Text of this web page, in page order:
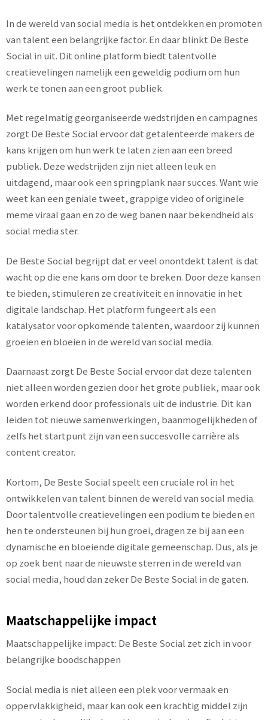
In de wereld van social media is het ontdekken en promoten
van talent een belangrijke factor. En daar blinkt De Beste
Social in uit. Dit online platform biedt talentvolle
creatievelingen namelijk een geweldig podium om hun
werk te tonen aan een groot publiek.
Met regelmatig georganiseerde wedstrijden en campagnes
zorgt De Beste Social ervoor dat getalenteerde makers de
kans krijgen om hun werk te laten zien aan een breed
publiek. Deze wedstrijden zijn niet alleen leuk en
uitdagend, maar ook een springplank naar succes. Want wie
weet kan een geniale tweet, grappige video of originele
meme viraal gaan en zo de weg banen naar bekendheid als
social media ster.
De Beste Social begrijpt dat er veel onontdekt talent is dat
wacht op die ene kans om door te breken. Door deze kansen
te bieden, stimuleren ze creativiteit en innovatie in het
digitale landschap. Het platform fungeert als een
katalysator voor opkomende talenten, waardoor zij kunnen
groeien en bloeien in de wereld van social media.
Daarnaast zorgt De Beste Social ervoor dat deze talenten
niet alleen worden gezien door het grote publiek, maar ook
worden erkend door professionals uit de industrie. Dit kan
leiden tot nieuwe samenwerkingen, baanmogelijkheden of
zelfs het startpunt zijn van een succesvolle carrière als
content creator.
Kortom, De Beste Social speelt een cruciale rol in het
ontwikkelen van talent binnen de wereld van social media.
Door talentvolle creatievelingen een podium te bieden en
hen te ondersteunen bij hun groei, dragen ze bij aan een
dynamische en bloeiende digitale gemeenschap. Dus, als je
op zoek bent naar de nieuwste sterren in de wereld van
social media, houd dan zeker De Beste Social in de gaten.
Maatschappelijke impact
Maatschappelijke impact: De Beste Social zet zich in voor
belangrijke boodschappen
Social media is niet alleen een plek voor vermaak en
oppervlakkigheid, maar kan ook een krachtig middel zijn